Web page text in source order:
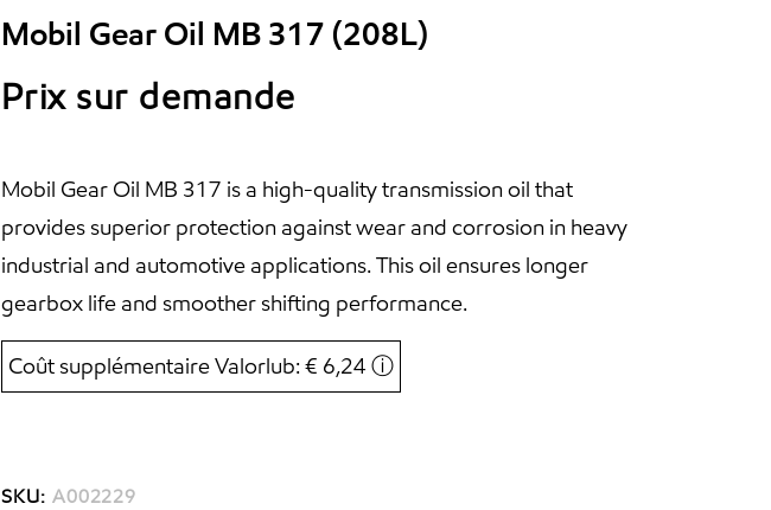
Mobil Gear Oil MB 317 (208L)
Prix sur demande
Mobil Gear Oil MB 317 is a high-quality transmission oil that
provides superior protection against wear and corrosion in heavy
industrial and automotive applications. This oil ensures longer
gearbox life and smoother shifting performance.
Coût supplémentaire Valorlub: € 6,24 ⓘ
SKU: A002229